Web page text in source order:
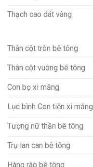
Thạch cao dát vàng
Thân cột tròn bê tông
Thân cột vuông bê tông
Con bọ xi măng
Lục bình Con tiện xi măng
Tượng nữ thần bê tông
Trụ lan can bê tông
Hàng rào bê tông